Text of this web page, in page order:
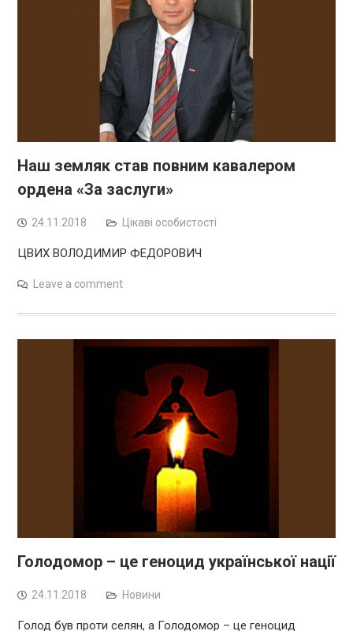
Наш земляк став повним кавалером
ордена «За заслуги»
24.11.2018 Цікаві особистості
ЦВИХ ВОЛОДИМИР ФЕДОРОВИЧ
Leave a comment
Голодомор – це геноцид української нації
24.11.2018 Новини
Голод був проти селян, а Голодомор – це геноцид